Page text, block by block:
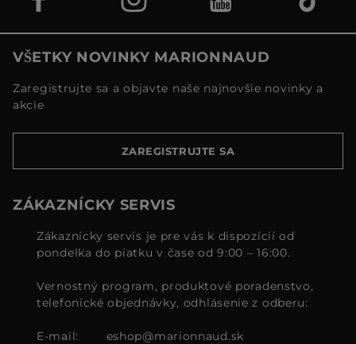
VŠETKY NOVINKY MARIONNAUD
Zaregistrujte sa a objavte naše najnovšie novinky a
akcie
ZAREGISTRUJTE SA
ZÁKAZNÍCKY SERVIS
Zákaznícky servis je pre vás k dispozícií od
pondelka do piatku v čase od 9:00 – 16:00.
Vernostný program, produktové poradenstvo,
telefonické objednávky, odhlásenie z odberu:
E-mail:
eshop@marionnaud.sk